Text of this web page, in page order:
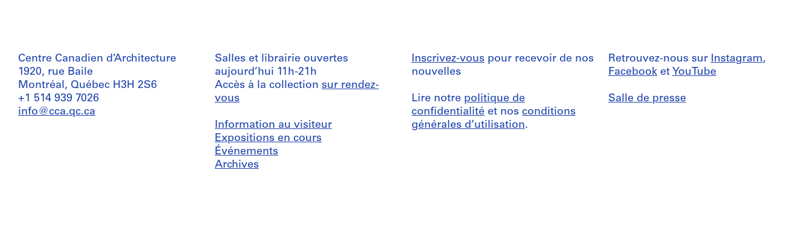
Centre Canadien d’Architecture
1920, rue Baile
Montréal, Québec H3H 2S6
+1 514 939 7026
info@cca.qc.ca
Salles et librairie ouvertes
aujourd’hui 11h-21h
Accès à la collection sur rendez-
vous
Information au visiteur
Expositions en cours
Événements
Archives
Inscrivez-vous pour recevoir de nos
nouvelles
Lire notre politique de
confidentialité et nos conditions
générales d’utilisation.
Retrouvez-nous sur Instagram,
Facebook et YouTube
Salle de presse